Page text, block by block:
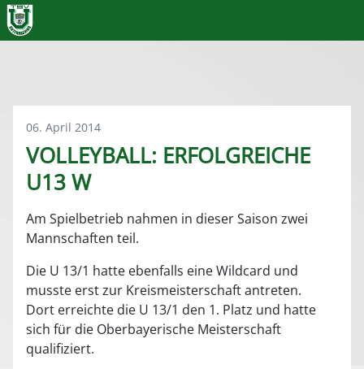
06. April 2014
VOLLEYBALL: ERFOLGREICHE
U13 W
Am Spielbetrieb nahmen in dieser Saison zwei
Mannschaften teil.
Die U 13/1 hatte ebenfalls eine Wildcard und
musste erst zur Kreismeisterschaft antreten.
Dort erreichte die U 13/1 den 1. Platz und hatte
sich für die Oberbayerische Meisterschaft
qualifiziert.